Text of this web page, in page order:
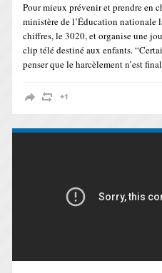
Pour mieux prévenir et prendre en
ministère de l’Éducation nationale
chiffres, le 3020, et organise une
clip télé destiné aux enfants.
penser que le harcèlement n’est